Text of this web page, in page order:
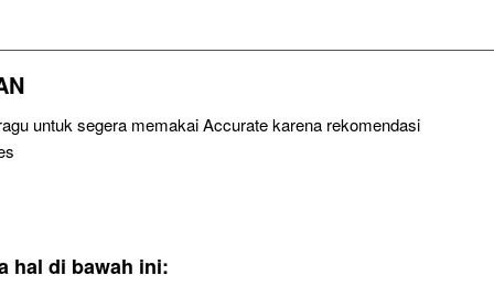
untuk segera memakai Accurate karena rekomendasi
hal di bawah ini: